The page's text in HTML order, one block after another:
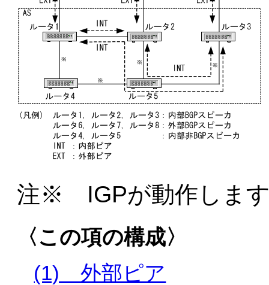
注※ IGPが動作しま
〈この項の構成〉
(1) 外部ピア